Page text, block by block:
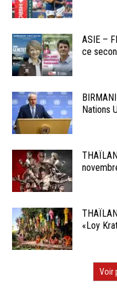
ASIE –
ce
Nations
«Loy
Voir